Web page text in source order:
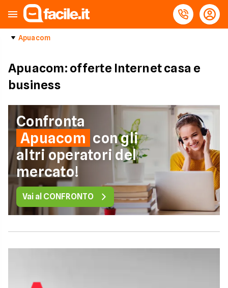
Apuacom
Apuacom: offerte Internet casa e
business
Confronta
Apuacom con gli
altri operatori del
mercato!
Vai al CONFRONTO